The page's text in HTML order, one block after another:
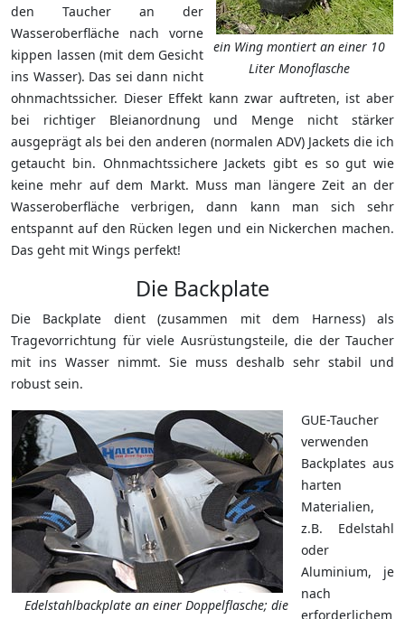
ein Wing montiert an einer 10
Liter Monoflasche
den Taucher an der
Wasseroberfläche nach vorne
kippen lassen (mit dem Gesicht
ins Wasser). Das sei dann nicht
ohnmachtssicher. Dieser Effekt kann zwar auftreten, ist aber
bei richtiger Bleianordnung und Menge nicht stärker
ausgeprägt als bei den anderen (normalen ADV) Jackets die ich
getaucht bin. Ohnmachtssichere Jackets gibt es so gut wie
keine mehr auf dem Markt. Muss man längere Zeit an der
Wasseroberfläche verbrigen, dann kann man sich sehr
entspannt auf den Rücken legen und ein Nickerchen machen.
Das geht mit Wings perfekt!
Die Backplate
Die Backplate dient (zusammen mit dem Harness) als
Tragevorrichtung für viele Ausrüstungsteile, die der Taucher
mit ins Wasser nimmt. Sie muss deshalb sehr stabil und
robust sein.
Edelstahlbackplate an einer Doppelflasche; die
GUE-Taucher
verwenden
Backplates aus
harten
Materialien,
z.B. Edelstahl
oder
Aluminium, je
nach
erforderlichem